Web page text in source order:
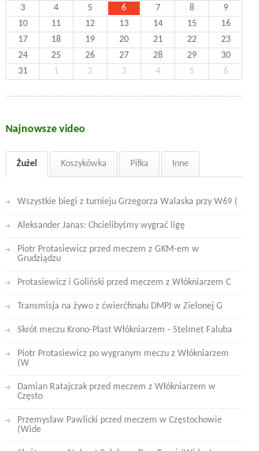
3
4 5 6 7 8
9
10
11 12 13 14 15
16
17
18 19 20 21 22
23
24
25 26 27 28 29
30
31
1 2 3 4 5 6
Najnowsze video
Żużel Koszykówka Piłka Inne
Wszystkie biegi z turnieju Grzegorza Walaska przy W69 (
Aleksander Janas: Chcielibyśmy wygrać ligę
Piotr Protasiewicz przed meczem z GKM-em w
Grudziądzu
Protasiewicz i Goliński przed meczem z Włókniarzem C
Transmisja na żywo z ćwierćfinału DMPJ w Zielonej G
Skrót meczu Krono-Plast Włókniarzem - Stelmet Faluba
Piotr Protasiewicz po wygranym meczu z Włókniarzem
(W
Damian Ratajczak przed meczem z Włókniarzem w
Często
Przemysław Pawlicki przed meczem w Częstochowie
(Wide